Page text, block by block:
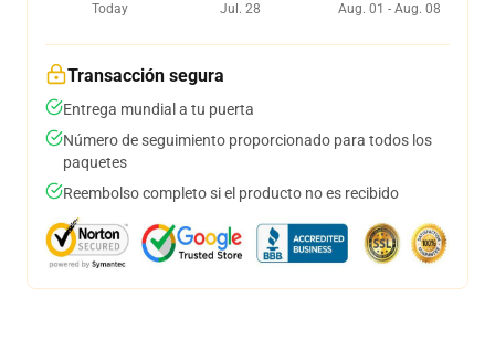
Today
Jul. 28
Aug. 01 - Aug. 08
Transacción segura
Entrega mundial a tu puerta
Número de seguimiento proporcionado para todos los
paquetes
Reembolso completo si el producto no es recibido